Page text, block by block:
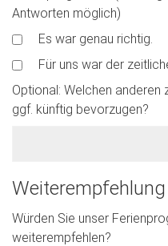
Antworten möglich)
Es war genau richtig.
Für uns war der
Optional: Welchen anderen zeitlichen Rahmen würden Sie
ggf. künftig bevorzugen?
Weiterempfehlung
Würden Sie unser
weiterempfehlen?